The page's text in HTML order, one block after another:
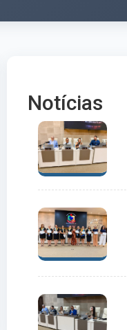
Notícias